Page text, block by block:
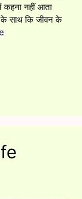
कहना नहीं आता
के साथ कि जीवन के